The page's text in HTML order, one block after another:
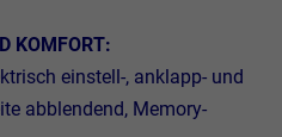
KOMFORT:
einstell-, anklapp- und
abblendend, Memory-